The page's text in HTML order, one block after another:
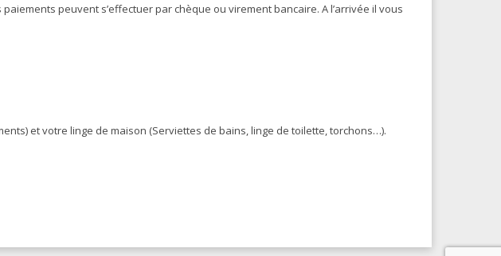
peuvent s’effectuer par chèque ou virement bancaire. A l’arrivée il vous
et votre linge de maison (Serviettes de bains, linge de toilette, torchons…).